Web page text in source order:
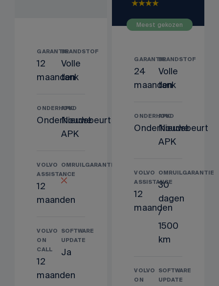
GARANTIE
12
maanden
BRANDSTOF
Volle
tank
ONDERHOUD
Onderhoudsbeurt
APK
Nieuwe
APK
VOLVO
ASSISTANCE
12
maanden
OMRUILGARANTIE
VOLVO
ON
CALL
12
maanden
SOFTWARE
UPDATE
Ja
Meest gekozen
GARANTIE
24
maanden
BRANDSTOF
Volle
tank
ONDERHOUD
Onderhoudsbeurt
APK
Nieuwe
APK
VOLVO
ASSISTANCE
12
maanden
OMRUILGARANTIE
30
dagen
/
1500
km
VOLVO
ON
SOFTWARE
UPDATE